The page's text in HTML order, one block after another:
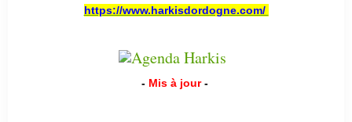
https://www.harkisdordogne.com/
- Mis à jour -